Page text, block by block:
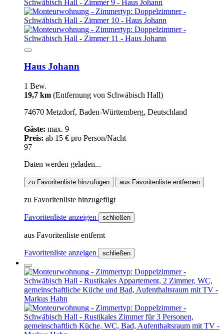
Haus Johann
1 Bew.
19,7 km (Entfernung von Schwäbisch Hall)
74670 Metzdorf, Baden-Württemberg, Deutschland
Gäste: max. 9
Preis: ab 15 € pro Person/Nacht
97
Daten werden geladen...
zu Favoritenliste hinzufügen aus Favoritenliste entfernen
zu Favoritenliste hinzugefügt
Favoritenliste anzeigen schließen
aus Favoritenliste entfernt
Favoritenliste anzeigen schließen